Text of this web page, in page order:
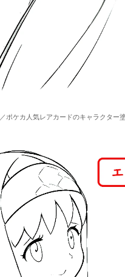
ポケカ人気レアカードのキャラクター